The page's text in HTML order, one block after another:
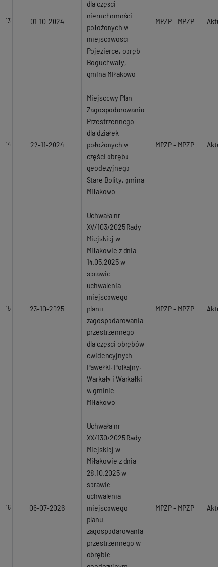
13 01-10-2024
dla części
nieruchomości
położonych w
miejscowości
Pojezierce, obręb
Boguchwały,
gmina Miłakowo
MPZP - MPZP
14 22-11-2024
Miejscowy Plan
Zagospodarowania
Przestrzennego
dla działek
położonych w
części obrębu
geodezyjnego
Stare Bolity, gmina
Miłakowo
MPZP - MPZP
15 23-10-2025
Uchwała nr
XV/103/2025 Rady
Miejskiej w
Miłakowie z dnia
14.05.2025 w
sprawie
uchwalenia
miejscowego
planu
zagospodarowania
przestrzennego
dla części obrębów
ewidencyjnych
Pawełki, Polkajny,
Warkały i Warkałki
w gminie
Miłakowo
MPZP - MPZP
16 06-07-2026
Uchwała nr
XX/130/2025 Rady
Miejskiej w
Miłakowie z dnia
28.10.2025 w
sprawie
uchwalenia
miejscowego
planu
zagospodarowania
przestrzennego w
obrębie
MPZP - MPZP